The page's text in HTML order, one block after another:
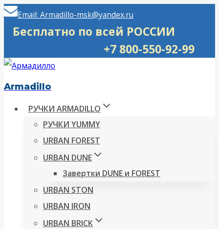
Перейти
Email: Armadillo-msk@yandex.ru
Бесплатно по всей РОССИИ
+7 800-550-92-99
Armadillo
РУЧКИ ARMADILLO
РУЧКИ YUMMY
URBAN FOREST
URBAN DUNE
Завертки DUNE и FOREST
URBAN STON
URBAN IRON
URBAN BRICK